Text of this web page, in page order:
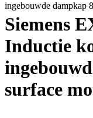
ingebouwde dampkap
Siemens
Inductie
surface